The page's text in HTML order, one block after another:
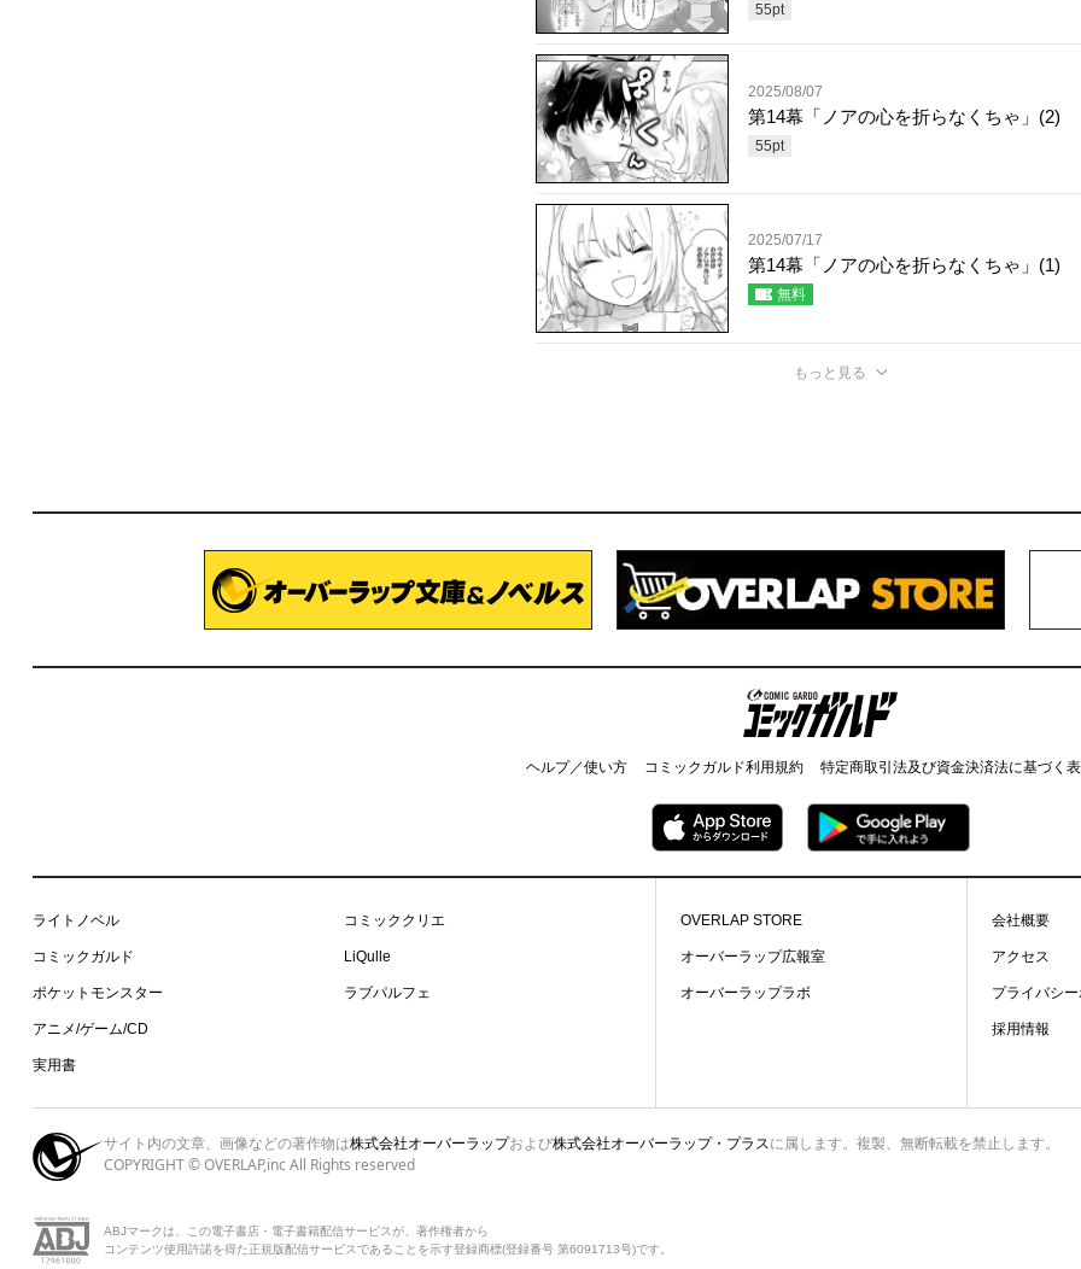
55pt
2025/08/07
第14幕「ノアの心を折らなくちゃ」(2)
55pt
2025/07/17
第14幕「ノアの心を折らなくちゃ」(1)
無料
もっと見る
コミックガルド
ヘルプ／使い方 コミックガルド利用規約 特定商取引法及び資金決済法に基づく
ライトノベル
コミックガルド
ポケットモンスター
アニメ/ゲーム/CD
実用書
コミッククリエ
LiQulle
ラブパルフェ
OVERLAP STORE
オーバーラップ広報室
オーバーラップラボ
会社概要
アクセス
プライバシ
採用情報
サイト内の文章、画像などの著作物は株式会社オーバーラップおよび株式会社オーバーラップ・プラス に属します。複製、無断転載を禁止します。
COPYRIGHT © OVERLAP,inc All Rights reserved
ABJマークは、この電子書店・電子書籍配信サービスが、著作権者から
コンテンツ使用許諾を得た正規版配信サービスであることを示す登録商標(登録番号 第6091713号)です。